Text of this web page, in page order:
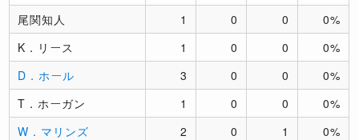
尾関知人
1 0 0
0%
K．リース
1 0 0
0%
D．ホール
3 0 0
0%
T．ホーガン
1 0 0
0%
W．マリンズ
2 0 1
0%